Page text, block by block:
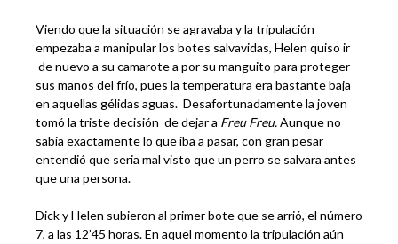
Viendo que la situación se agravaba y la tripulación
empezaba a manipular los botes salvavidas, Helen quiso ir
de nuevo a su camarote a por su manguito para proteger
sus manos del frío, pues la temperatura era bastante baja
en aquellas gélidas aguas. Desafortunadamente la joven
tomó la triste decisión de dejar a Freu Freu.Aunque no
sabia exactamente lo que iba a pasar, con gran pesar
entendió que seria mal visto que un perro se salvara antes
que una persona.
Dick y Helen subieron al primer bote que se arrió, el número
7, a las 12’45 horas. En aquel momento la tripulación aún